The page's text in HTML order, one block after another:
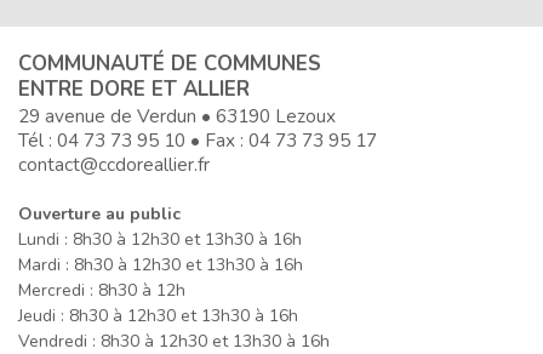
COMMUNAUTÉ DE COMMUNES
ENTRE DORE ET ALLIER
29 avenue de Verdun • 63190 Lezoux
Tél : 04 73 73 95 10 • Fax : 04 73 73 95 17
contact@ccdoreallier.fr
Ouverture au public
Lundi : 8h30 à 12h30 et 13h30 à 16h
Mardi : 8h30 à 12h30 et 13h30 à 16h
Mercredi : 8h30 à 12h
Jeudi : 8h30 à 12h30 et 13h30 à 16h
Vendredi : 8h30 à 12h30 et 13h30 à 16h